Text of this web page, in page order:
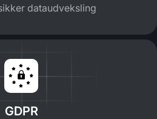
dataudveksling
GDPR